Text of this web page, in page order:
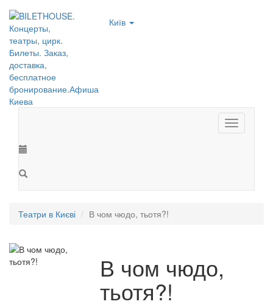
Київ
Toggle
navigation
Театри в Києві В чом чюдо, тьотя?!
В чом чюдо,
тьотя?!